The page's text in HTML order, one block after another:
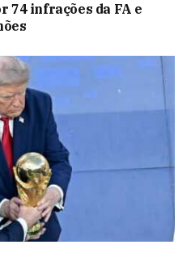
74 infrações da FA e